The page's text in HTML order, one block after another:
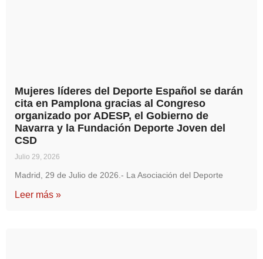
Mujeres líderes del Deporte Español se darán
cita en Pamplona gracias al Congreso
organizado por ADESP, el Gobierno de
Navarra y la Fundación Deporte Joven del
CSD
Julio 29, 2026
Madrid, 29 de Julio de 2026.- La Asociación del Deporte
Leer más »